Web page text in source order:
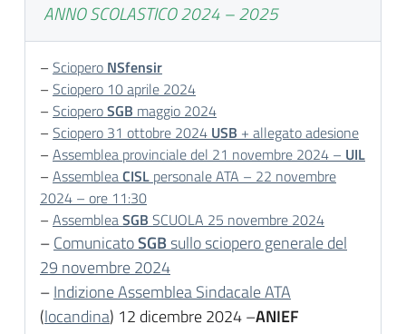
ANNO SCOLASTICO 2024 – 2025
– Sciopero NSfensir
– Sciopero 10 aprile 2024
– ScioperoSGB maggio 2024
– Sciopero 31 ottobre 2024 USB + allegato adesione
– Assemblea provinciale del 21 novembre 2024 – UIL
– AssembleaCISL personale ATA – 22 novembre
2024 – ore 11:30
– AssembleaSGB SCUOLA 25 novembre 2024
–ComunicatoSGBsullo sciopero generale del
29 novembre 2024
–Indizione Assemblea Sindacale ATA
(locandina) 12 dicembre 2024 –ANIEF